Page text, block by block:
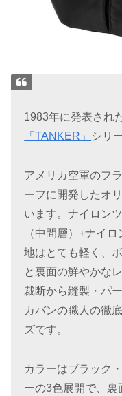
1983年に発表され
「TANKER」
シリ
アメリカ空軍のフ
ーフに開発したオ
います。ナイロン
（中間層）+ナイ
地はとても軽く、
と裏面の鮮やかな
裁断から縫製・パ
カバンの職人の徹
ズです。
カラーはブラック
ーの3色展開で、